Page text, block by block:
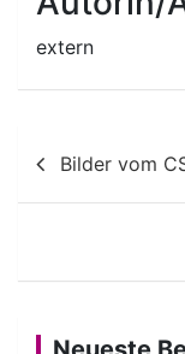
extern
Bilder vom